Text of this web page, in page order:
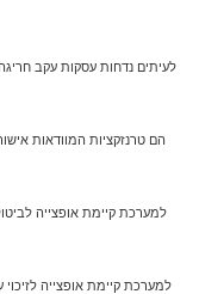
לעיתים נדחות עסקות עקב
למערכת קיימת אופצייה
למערכת קיימת אופצייה